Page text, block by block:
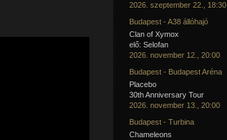
2026. szeptember 22., 18:30
Budapest - A38 állóhajó
Clan of Xymox
elő: Selofan
2026. november 12., 20:00
Budapest - Budapest Aréna
Placebo
30th Anniversary Tour
2026. november 13., 20:00
Budapest - Turbina
Chameleons